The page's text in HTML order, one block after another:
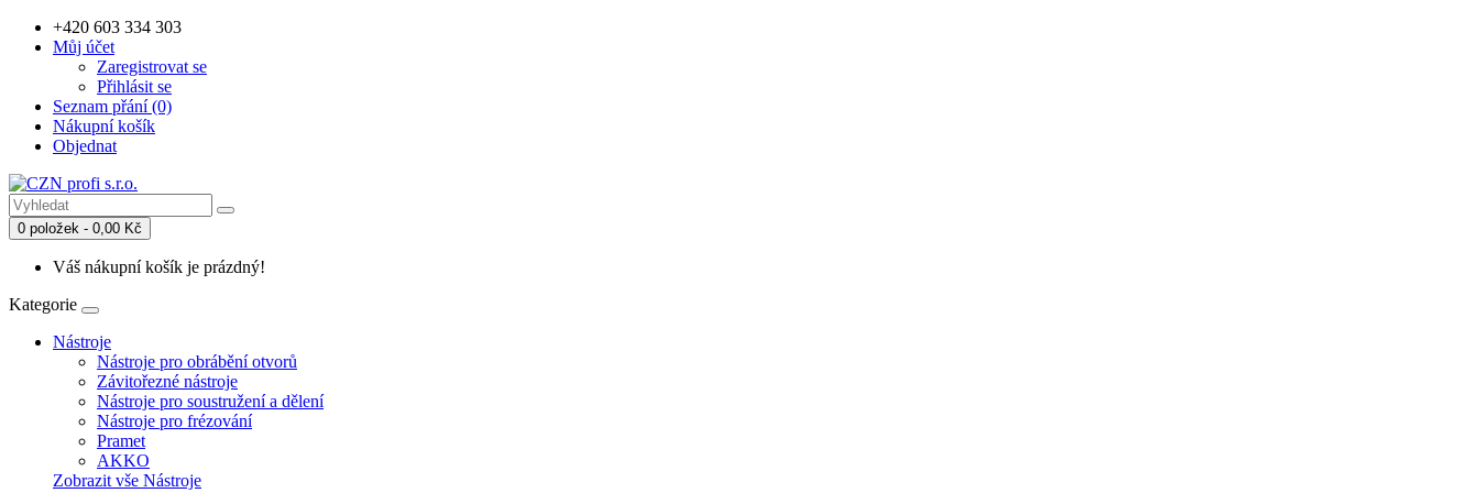
+420 603 334 303
Můj účet
Zaregistrovat se
Přihlásit se
Seznam přání (0)
Nákupní košík
Objednat
0 položek - 0,00 Kč
Váš nákupní košík je prázdný!
Kategorie
Nástroje
Nástroje pro obrábění otvorů
Závitořezné nástroje
Nástroje pro soustružení a dělení
Nástroje pro frézování
Pramet
AKKO
Zobrazit vše Nástroje